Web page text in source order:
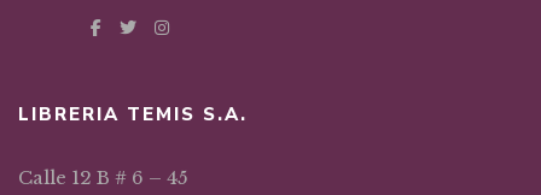
LIBRERIA TEMIS S.A.
Calle 12 B # 6 – 45